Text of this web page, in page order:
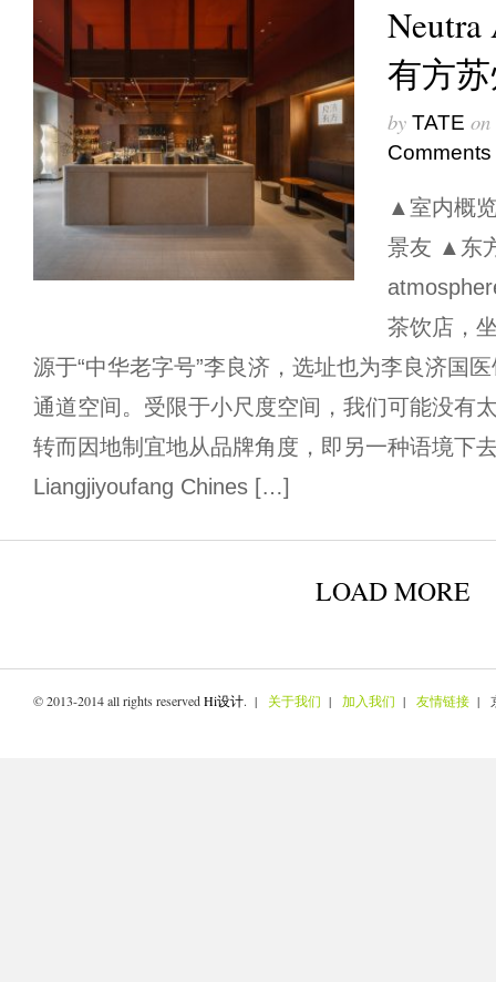
Neutra
有方
by TATE on
Comments
▲室内概
景友 ▲东
茶饮店，
源于“中华老字号”李良济，选址也为李良济国
通道空间。受限于小尺度空间，我们可能没有
转而因地制宜地从品牌角度，即另一种语境下
Liangjiyoufang Chines […]
LOAD MORE
© 2013-2014 all rights reservedHi设计. | 关于我们 | 加入我们 | 友情链接 |